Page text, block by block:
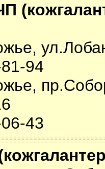
94
43